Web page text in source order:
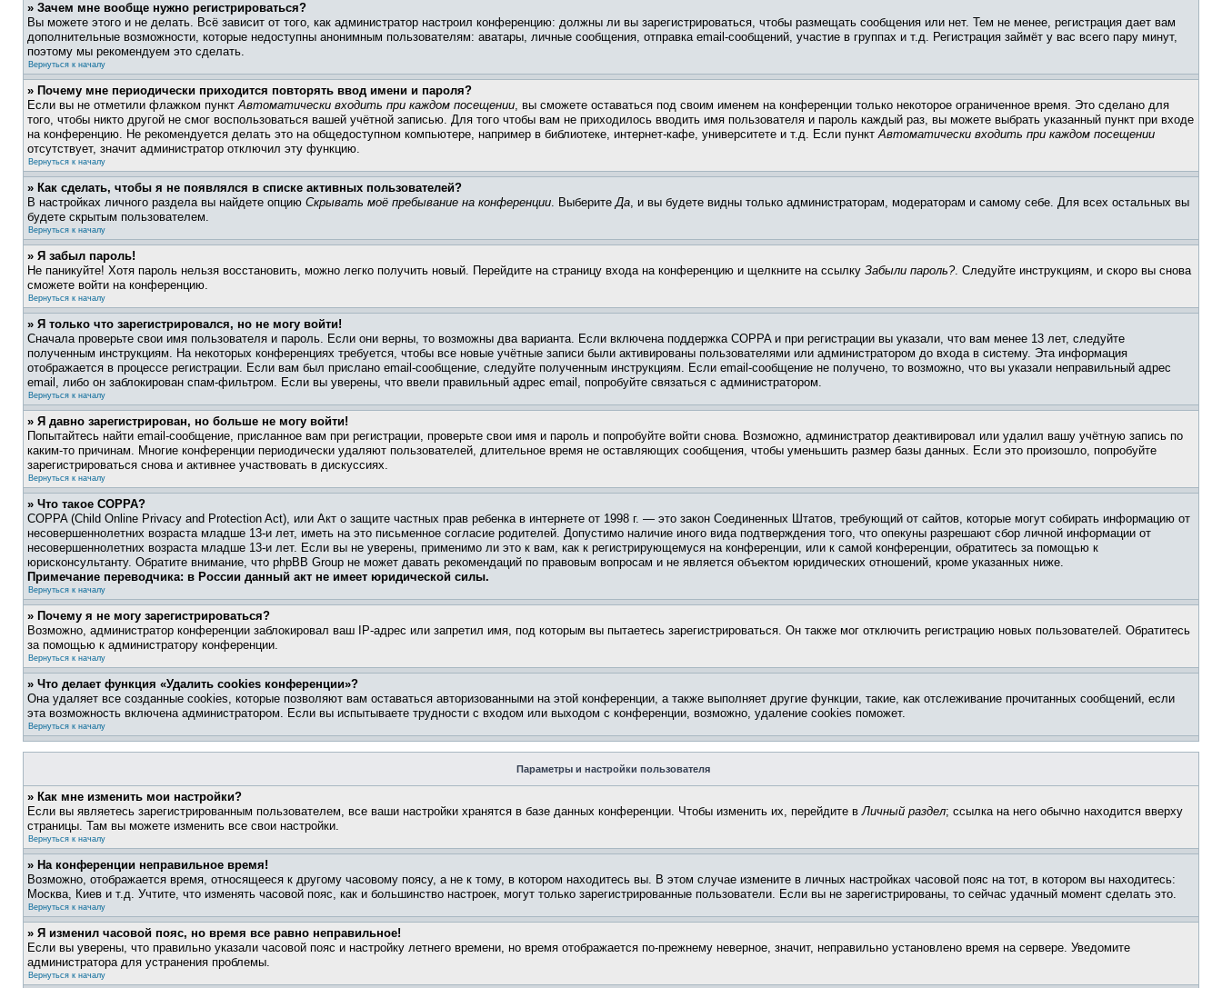
» Зачем мне вообще нужно регистрироваться?
Вы можете этого и не делать. Всё зависит от того, как администратор настроил конференцию: должны ли вы зарегистрироваться, чтобы размещать сообщения или нет. Тем не менее, регистрация дает вам
дополнительные возможности, которые недоступны анонимным пользователям: аватары, личные сообщения, отправка email-сообщений, участие в группах и т.д. Регистрация займёт у вас всего пару минут,
поэтому мы рекомендуем это сделать.
Вернуться к началу
» Почему мне периодически приходится повторять ввод имени и пароля?
Если вы не отметили флажком пунктАвтоматически входить при каждом посещении, вы сможете оставаться под своим именем на конференции только некоторое ограниченное время. Это сделано для
того, чтобы никто другой не смог воспользоваться вашей учётной записью. Для того чтобы вам не приходилось вводить имя пользователя и пароль каждый раз, вы можете выбрать указанный пункт при входе
на конференцию. Не рекомендуется делать это на общедоступном компьютере, например в библиотеке, интернет-кафе, университете и т.д. Если пунктАвтоматически входить при каждом посещении
отсутствует, значит администратор отключил эту функцию.
Вернуться к началу
» Как сделать, чтобы я не появлялся в списке активных пользователей?
В настройках личного раздела вы найдете опцию Скрывать моё пребывание на конференции. ВыберитеДа, и вы будете видны только администраторам, модераторам и самому себе. Для всех остальных вы
будете скрытым пользователем.
Вернуться к началу
» Я забыл пароль!
Не паникуйте! Хотя пароль нельзя восстановить, можно легко получить новый. Перейдите на страницу входа на конференцию и щелкните на ссылку Забыли пароль?. Следуйте инструкциям, и скоро вы снова
сможете войти на конференцию.
Вернуться к началу
» Я только что зарегистрировался, но не могу войти!
Сначала проверьте свои имя пользователя и пароль. Если они верны, то возможны два варианта. Если включена поддержка COPPA и при регистрации вы указали, что вам менее 13 лет, следуйте
полученным инструкциям. На некоторых конференциях требуется, чтобы все новые учётные записи были активированы пользователями или администратором до входа в систему. Эта информация
отображается в процессе регистрации. Если вам был прислано email-сообщение, следуйте полученным инструкциям. Если email-сообщение не получено, то возможно, что вы указали неправильный адрес
email, либо он заблокирован спам-фильтром. Если вы уверены, что ввели правильный адрес email, попробуйте связаться с администратором.
Вернуться к началу
» Я давно зарегистрирован, но больше не могу войти!
Попытайтесь найти email-сообщение, присланное вам при регистрации, проверьте свои имя и пароль и попробуйте войти снова. Возможно, администратор деактивировал или удалил вашу учётную запись по
каким-то причинам. Многие конференции периодически удаляют пользователей, длительное время не оставляющих сообщения, чтобы уменьшить размер базы данных. Если это произошло, попробуйте
зарегистрироваться снова и активнее участвовать в дискуссиях.
Вернуться к началу
» Что такое COPPA?
COPPA (Child Online Privacy and Protection Act), или Акт о защите частных прав ребенка в интернете от 1998 г. — это закон Соединенных Штатов, требующий от сайтов, которые могут собирать информацию от
несовершеннолетних возраста младше 13-и лет, иметь на это письменное согласие родителей. Допустимо наличие иного вида подтверждения того, что опекуны разрешают сбор личной информации от
несовершеннолетних возраста младше 13-и лет. Если вы не уверены, применимо ли это к вам, как к регистрирующемуся на конференции, или к самой конференции, обратитесь за помощью к
юрисконсультанту. Обратите внимание, что phpBB Group не может давать рекомендаций по правовым вопросам и не является объектом юридических отношений, кроме указанных ниже.
Примечание переводчика: в России данный акт не имеет юридической силы.
Вернуться к началу
» Почему я не могу зарегистрироваться?
Возможно, администратор конференции заблокировал ваш IP-адрес или запретил имя, под которым вы пытаетесь зарегистрироваться. Он также мог отключить регистрацию новых пользователей. Обратитесь
за помощью к администратору конференции.
Вернуться к началу
» Что делает функция «Удалить cookies конференции»?
Она удаляет все созданные cookies, которые позволяют вам оставаться авторизованными на этой конференции, а также выполняет другие функции, такие, как отслеживание прочитанных сообщений, если
эта возможность включена администратором. Если вы испытываете трудности с входом или выходом с конференции, возможно, удаление cookies поможет.
Вернуться к началу
Параметры и настройки пользователя
» Как мне изменить мои настройки?
Если вы являетесь зарегистрированным пользователем, все ваши настройки хранятся в базе данных конференции. Чтобы изменить их, перейдите вЛичный раздел; ссылка на него обычно находится вверху
страницы. Там вы можете изменить все свои настройки.
Вернуться к началу
» На конференции неправильное время!
Возможно, отображается время, относящееся к другому часовому поясу, а не к тому, в котором находитесь вы. В этом случае измените в личных настройках часовой пояс на тот, в котором вы находитесь:
Москва, Киев и т.д. Учтите, что изменять часовой пояс, как и большинство настроек, могут только зарегистрированные пользователи. Если вы не зарегистрированы, то сейчас удачный момент сделать это.
Вернуться к началу
» Я изменил часовой пояс, но время все равно неправильное!
Если вы уверены, что правильно указали часовой пояс и настройку летнего времени, но время отображается по-прежнему неверное, значит, неправильно установлено время на сервере. Уведомите
администратора для устранения проблемы.
Вернуться к началу